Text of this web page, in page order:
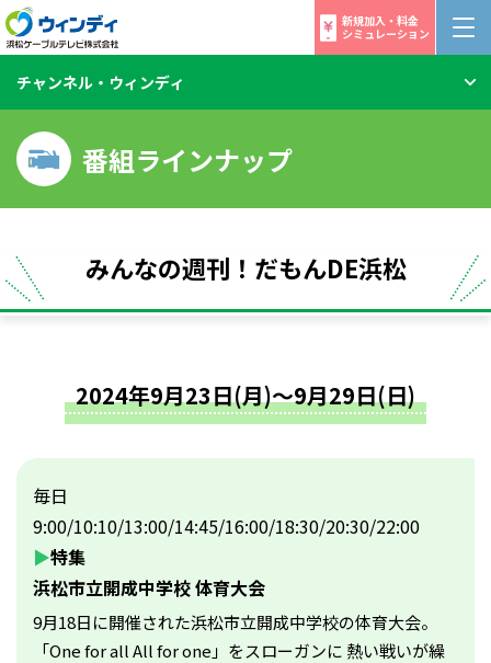
新規加入・料金
シミュレーション
チャンネル・ウィンディ
番組ラインナップ
みんなの週刊！だもんDE浜松
2024年9月23日(月)～9月29日(日)
毎日
9:00/10:10/13:00/14:45/16:00/18:30/20:30/22:00
▶特集
浜松市立開成中学校 体育大会
9月18日に開催された浜松市立開成中学校の体育大会。
「One for all All for one」をスローガンに 熱い戦いが繰